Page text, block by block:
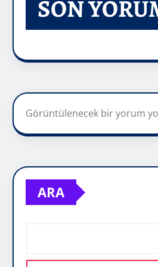
SON
Görüntülenecek bir yorum
ARA